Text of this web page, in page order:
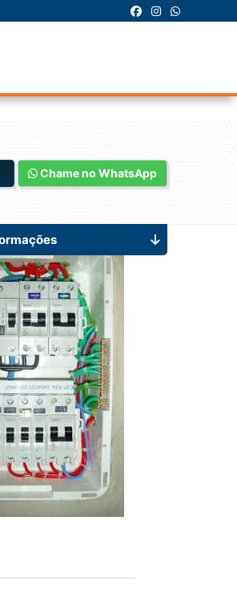
Chame no WhatsApp